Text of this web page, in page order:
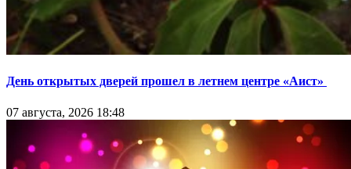
День открытых дверей прошел в летнем центре «Аист»
07 августа, 2026 18:48